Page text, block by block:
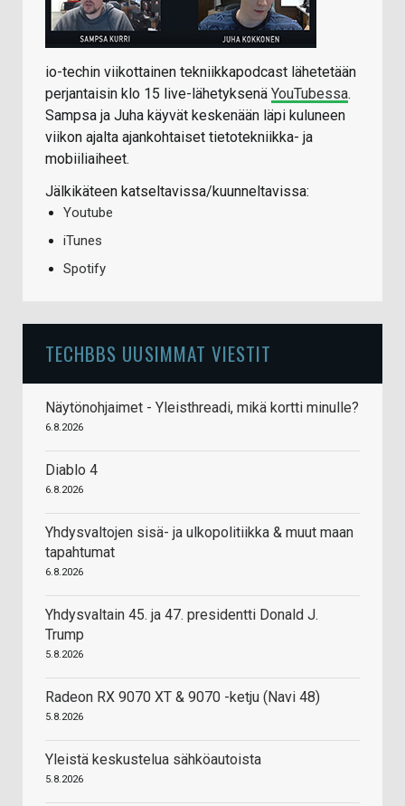
io-techin viikottainen tekniikkapodcast lähetetään
perjantaisin klo 15 live-lähetyksenä YouTubessa.
Sampsa ja Juha käyvät keskenään läpi kuluneen
viikon ajalta ajankohtaiset tietotekniikka- ja
mobiiliaiheet.
Jälkikäteen katseltavissa/kuunneltavissa:
Youtube
iTunes
Spotify
TECHBBS UUSIMMAT VIESTIT
Näytönohjaimet - Yleisthreadi, mikä kortti minulle?
6.8.2026
Diablo 4
6.8.2026
Yhdysvaltojen sisä- ja ulkopolitiikka & muut maan
tapahtumat
6.8.2026
Yhdysvaltain 45. ja 47. presidentti Donald J.
Trump
5.8.2026
Radeon RX 9070 XT & 9070 -ketju (Navi 48)
5.8.2026
Yleistä keskustelua sähköautoista
5.8.2026